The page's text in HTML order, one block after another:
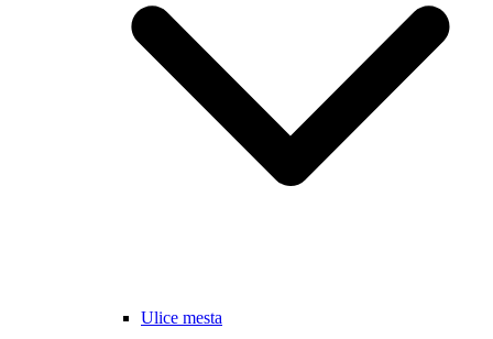
Ulice mesta